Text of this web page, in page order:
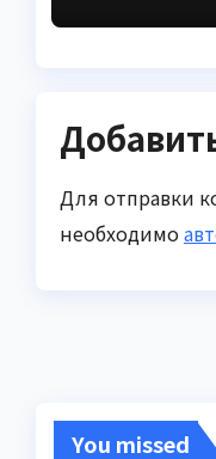
Для отправки
необходимо
You missed